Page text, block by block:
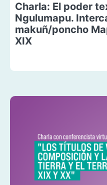
Charla: El poder
Ngulumapu.
makuñ/poncho
XIX